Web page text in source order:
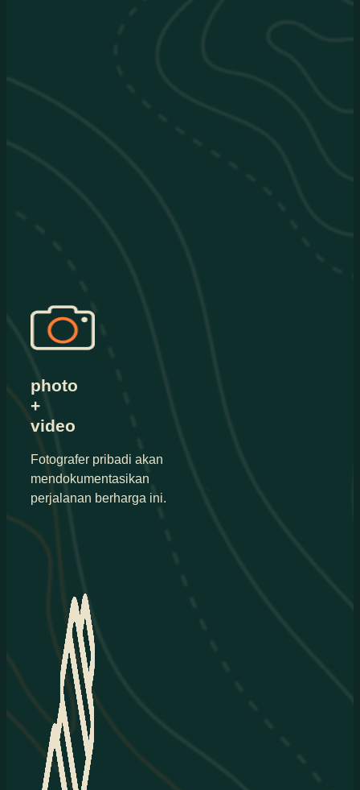
photo
+
video
Fotografer pribadi akan
mendokumentasikan
perjalanan berharga ini.